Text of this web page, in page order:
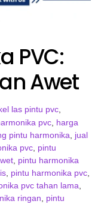
PVC:
Awet
las pintu pvc,
pvc, harga
pintu harmonika, jual
pvc, pintu
, pintu harmonika
, pintu harmonika pvc,
pvc tahan lama,
ringan, pintu